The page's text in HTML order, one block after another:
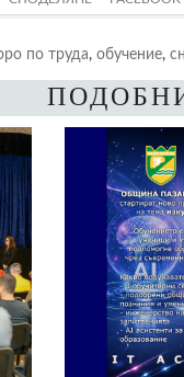
по труда, обучение,